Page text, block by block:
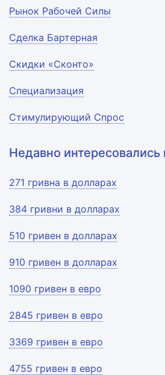
Рынок Рабочей Силы
Сделка Бартерная
Скидки «Сконто»
Специализация
Стимулирующий Спрос
Недавно интересовались
271 гривна в долларах
384 гривни в долларах
510 гривен в долларах
910 гривен в долларах
1090 гривен в евро
2845 гривен в евро
3369 гривен в евро
4755 гривен в евро